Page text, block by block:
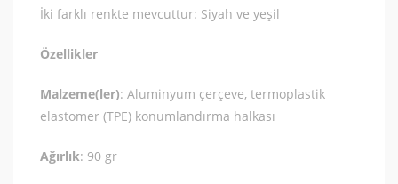
İki farklı renkte mevcuttur: Siyah ve yeşil
Özellikler
Malzeme(ler): Aluminyum çerçeve, termoplastik
elastomer (TPE) konumlandırma halkası
Ağırlık: 90 gr